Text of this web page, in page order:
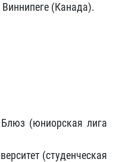
Виннипеге (Канада).
(юниорская лига
(студенческая